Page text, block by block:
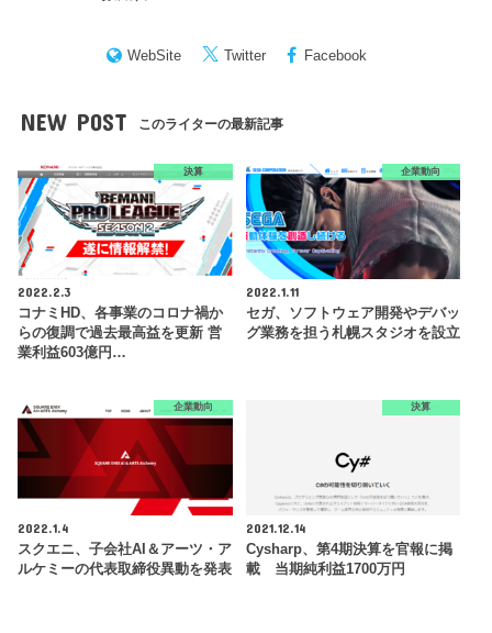
WebSite Twitter Facebook
NEW POST このライターの最新記事
決算
2022.2.3
コナミHD、各事業のコロナ禍か
らの復調で過去最高益を更新 営
業利益603億円…
企業動向
2022.1.11
セガ、ソフトウェア開発やデバッ
グ業務を担う札幌スタジオを設立
企業動向
2022.1.4
スクエニ、子会社AI＆アーツ・ア
ルケミーの代表取締役異動を発表
決算
2021.12.14
Cysharp、第4期決算を官報に掲
載 当期純利益1700万円